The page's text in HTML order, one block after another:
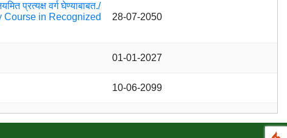
प्रत्यक्ष वर्ग घेण्याबाबत./
Course in Recognized
28-07-2050
01-01-2027
10-06-2099